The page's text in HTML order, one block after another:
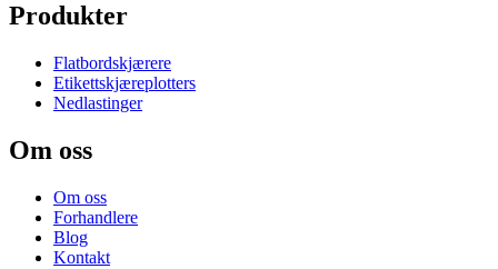
Produkter
Flatbordskjærere
Etikettskjæreplotters
Nedlastinger
Om oss
Om oss
Forhandlere
Blog
Kontakt